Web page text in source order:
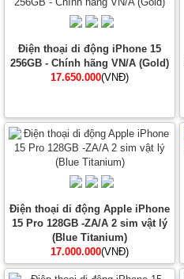
Điện thoại di động iPhone 15
256GB - Chính hãng VN/A (Gold)
17.650.000(VNĐ)
Điện thoại di động Apple iPhone
15 Pro 128GB -ZA/A 2 sim vật lý
(Blue Titanium)
17.000.000(VNĐ)